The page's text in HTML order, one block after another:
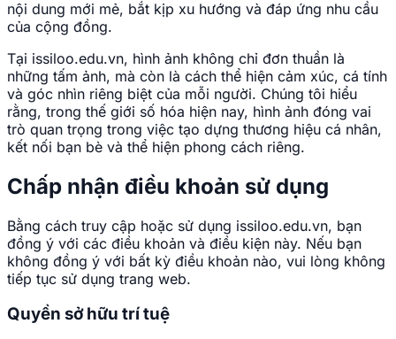
nội dung mới mẻ, bắt kịp xu hướng và đáp ứng nhu cầu
của cộng đồng.
Tại issiloo.edu.vn, hình ảnh không chỉ đơn thuần là
những tấm ảnh, mà còn là cách thể hiện cảm xúc, cá tính
và góc nhìn riêng biệt của mỗi người. Chúng tôi hiểu
rằng, trong thế giới số hóa hiện nay, hình ảnh đóng vai
trò quan trọng trong việc tạo dựng thương hiệu cá nhân,
kết nối bạn bè và thể hiện phong cách riêng.
Chấp nhận điều khoản sử dụng
Bằng cách truy cập hoặc sử dụng issiloo.edu.vn, bạn
đồng ý với các điều khoản và điều kiện này. Nếu bạn
không đồng ý với bất kỳ điều khoản nào, vui lòng không
tiếp tục sử dụng trang web.
Quyền sở hữu trí tuệ